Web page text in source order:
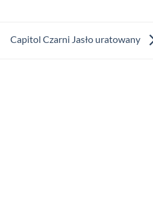
Capitol Czarni Jasło uratowany